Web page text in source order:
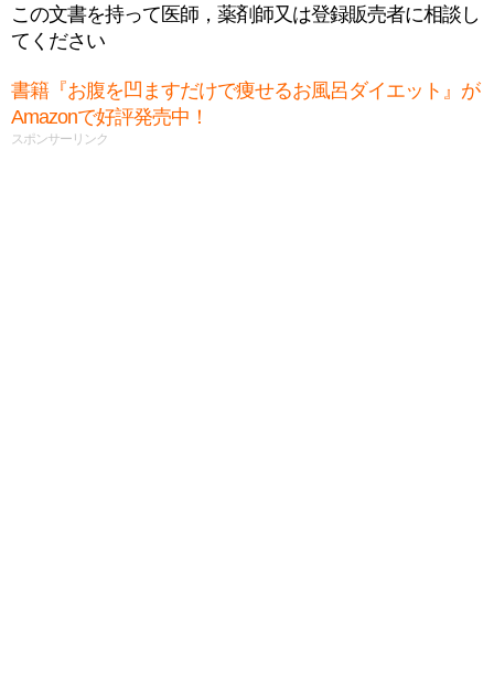
この文書を持って医師，薬剤師又は登録販売者に相談し
てください
書籍『お腹を凹ますだけで痩せるお風呂ダイエット』が
Amazonで好評発売中！
スポンサーリンク